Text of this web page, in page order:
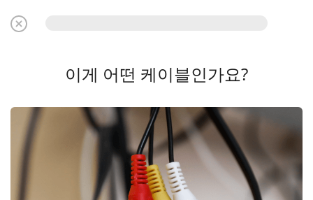
이게 어떤 케이블인가요?